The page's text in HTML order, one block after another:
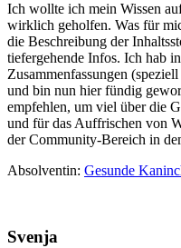
Ich wollte ich mein Wissen
wirklich geholfen. Was für
die Beschreibung der
tiefergehende Infos. Ich hab
Zusammenfassungen
und bin nun hier fündig
empfehlen, um viel über die
und für das Auffrischen von
der Community-Bereich in
Absolventin: Gesunde
Svenja